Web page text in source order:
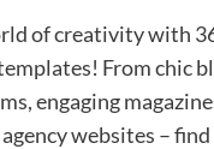
of creativity with
From chic
engaging
websites –